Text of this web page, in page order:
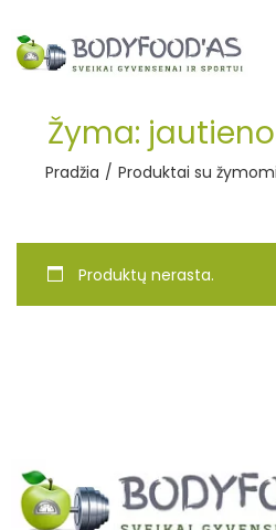
Žyma:
Pradžia / Produktai su
Produktų nerasta.